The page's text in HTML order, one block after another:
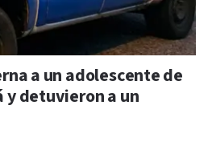
a un adolescente de
y detuvieron a un